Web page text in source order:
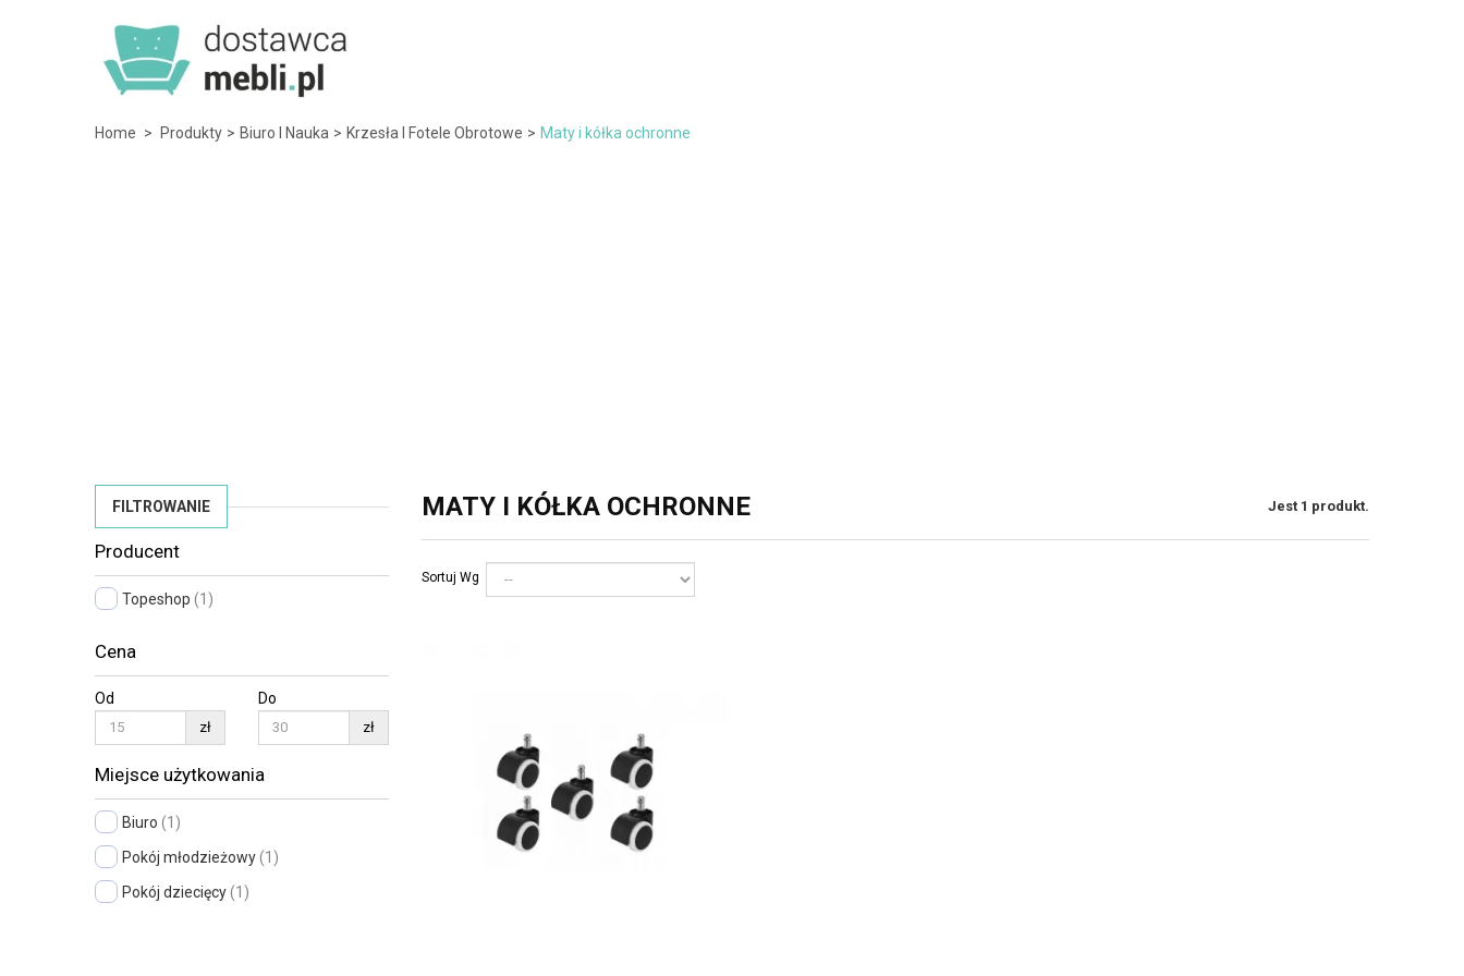
Home > Produkty > Biuro I Nauka > Krzesła I Fotele Obrotowe > Maty i kółka ochronne
FILTROWANIE
Producent
Topeshop (1)
Cena
Od
zł
Do
zł
Miejsce użytkowania
Biuro (1)
Pokój młodzieżowy(1)
Pokój dziecięcy(1)
MATY I KÓŁKA OCHRONNE Jest 1 produkt.
Sortuj Wg